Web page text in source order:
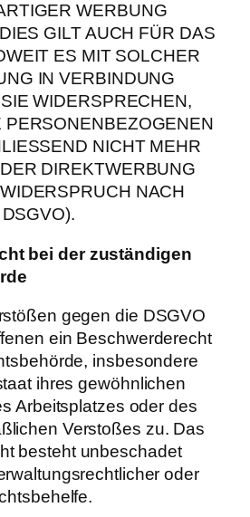
WERBUNG
GILT AUCH FÜR DAS
ES MIT SOLCHER
IN VERBINDUNG
WIDERSPRECHEN,
PERSONENBEZOGENEN
NICHT MEHR
DIREKTWERBUNG
NACH
beiderzuständigen
gegen die DSGVO
ein Beschwerderecht
insbesondere
ihres gewöhnlichen
Arbeitsplatzes oder des
Verstoßes zu. Das
besteht unbeschadet
oder